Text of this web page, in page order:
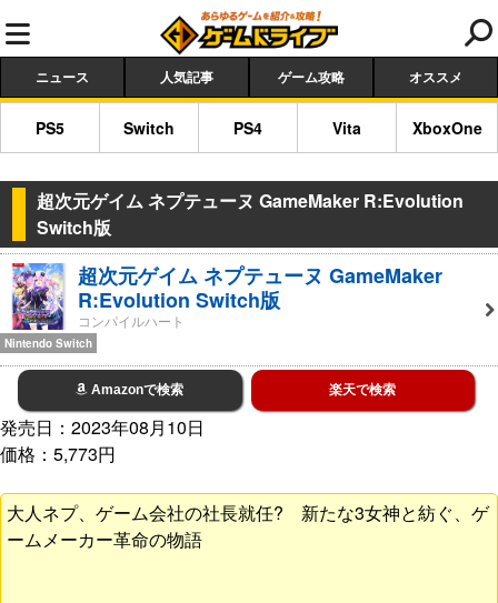
ニュース 人気記事 ゲーム攻略 オススメ
PS5 Switch PS4 Vita XboxOne
超次元ゲイム ネプテューヌ GameMaker R:Evolution
Switch版
超次元ゲイム ネプテューヌ GameMaker
R:Evolution Switch版
コンパイルハート
Nintendo Switch
Amazonで検索 楽天で検索
発売日：2023年08月10日
価格：5,773円
大人ネプ、ゲーム会社の社長就任? 新たな3女神と紡ぐ、ゲ
ームメーカー革命の物語